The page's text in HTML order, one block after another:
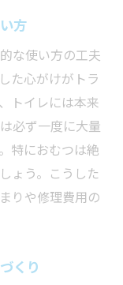
方
な使い方の工夫
た心がけがトラ
トイレには本来
必ず一度に大量
特におむつは絶
ょう。こうした
りや修理費用の
くり